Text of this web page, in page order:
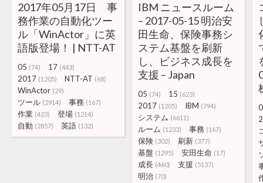
2017年05月17日 事
務作業の自動化ツー
ル「WinActor」に英
語版登場！ | NTT-AT
05 (74) 17 (443)
2017 (1205) NTT-AT (68)
WinActor (29)
ツール (2914) 事務 (167)
作業 (423) 登場 (1214)
自動 (2857) 英語 (132)
IBM ニュースルーム
– 2017-05-15 明治安
田生命、保険事務シ
ステム基盤を刷新
し、ビジネス成長を
支援 – Japan
05 (74) 15 (623)
2017 (1205) IBM (794)
システム (6611)
ルーム (1233) 事務 (167)
保険 (302) 刷新 (377)
基盤 (1295) 安田生命 (17)
成長 (460) 支援 (5137)
明治 (70)